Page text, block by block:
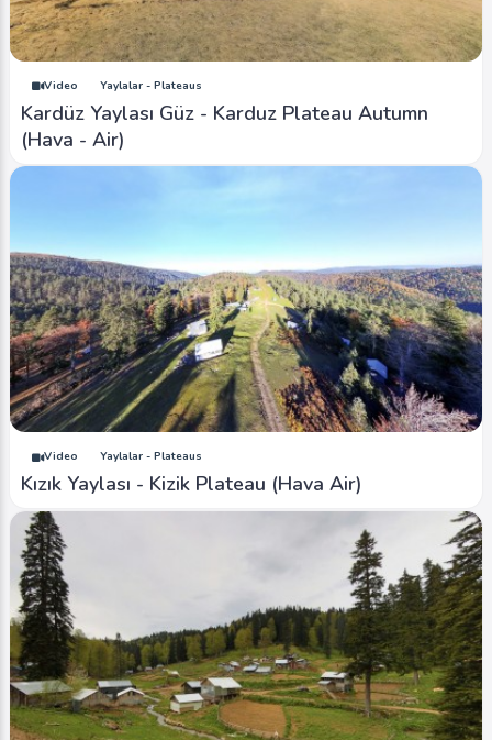
Video Yaylalar - Plateaus
Kardüz Yaylası Güz - Karduz Plateau Autumn
(Hava - Air)
Video Yaylalar - Plateaus
Kızık Yaylası - Kizik Plateau (Hava Air)